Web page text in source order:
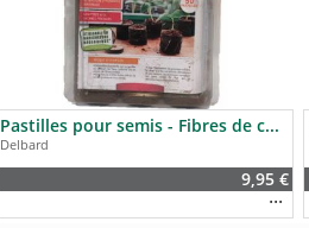
Pastilles pour semis - Fibres de coco - Delbard
Delbard
9,95 €